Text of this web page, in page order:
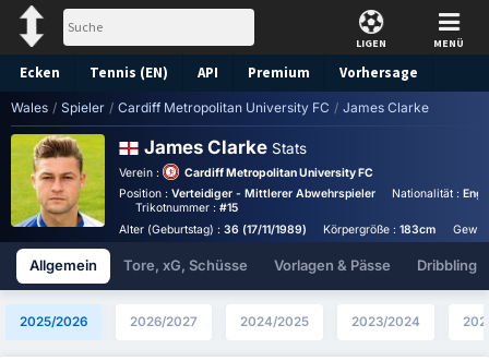
LIGEN MENÜ
Ecken Tennis (EN) API Premium Vorhersage
Wales / Spieler / Cardiff Metropolitan University FC / James Clarke
James Clarke Stats
Verein :
Cardiff Metropolitan University FC
Position : Verteidiger - Mittlerer Abwehrspieler Nationalität :
Trikotnummer :#15
Alter (Geburtstag) : 36 (17/11/1989) Körpergröße :183cm
Allgemein Tore, xG, Schüsse Vorlagen & Pässe Dribbling
2025/2026 2026/2027 2024/2025 2023/2024